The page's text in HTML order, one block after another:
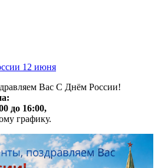
12 июня
Вас С Днём России!
до 16:00,
графику.